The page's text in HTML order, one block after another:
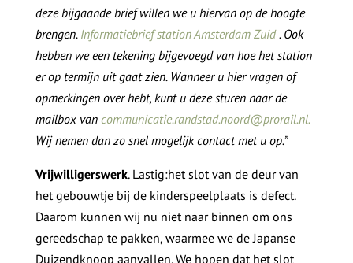
deze bijgaande brief willen we u hiervan op de hoogte
brengen. Informatiebrief station Amsterdam Zuid. Ook
hebben we een tekening bijgevoegd van hoe het station
er op termijn uit gaat zien. Wanneer u hier vragen of
opmerkingen over hebt, kunt u deze sturen naar de
mailbox van communicatie.randstad.noord@prorail.nl.
Wij nemen dan zo snel mogelijk contact met u op.”
Vrijwilligerswerk. Lastig:het slot van de deur van
het gebouwtje bij de kinderspeelplaats is defect.
Daarom kunnen wij nu niet naar binnen om ons
gereedschap te pakken, waarmee we de Japanse
Duizendknoop aanvallen. We hopen dat het slot